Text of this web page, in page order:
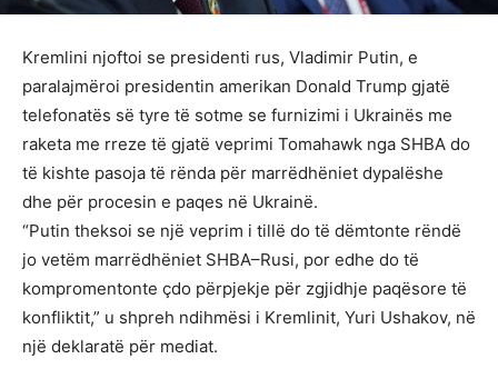
Kremlini njoftoi se presidenti rus, Vladimir Putin, e
paralajmëroi presidentin amerikan Donald Trump gjatë
telefonatës së tyre të sotme se furnizimi i Ukrainës me
raketa me rreze të gjatë veprimi Tomahawk nga SHBA do
të kishte pasoja të rënda për marrëdhëniet dypalëshe
dhe për procesin e paqes në Ukrainë.
“Putin theksoi se një veprim i tillë do të dëmtonte rëndë
jo vetëm marrëdhëniet SHBA–Rusi, por edhe do të
kompromentonte çdo përpjekje për zgjidhje paqësore të
konfliktit,” u shpreh ndihmësi i Kremlinit, Yuri Ushakov, në
një deklaratë për mediat.